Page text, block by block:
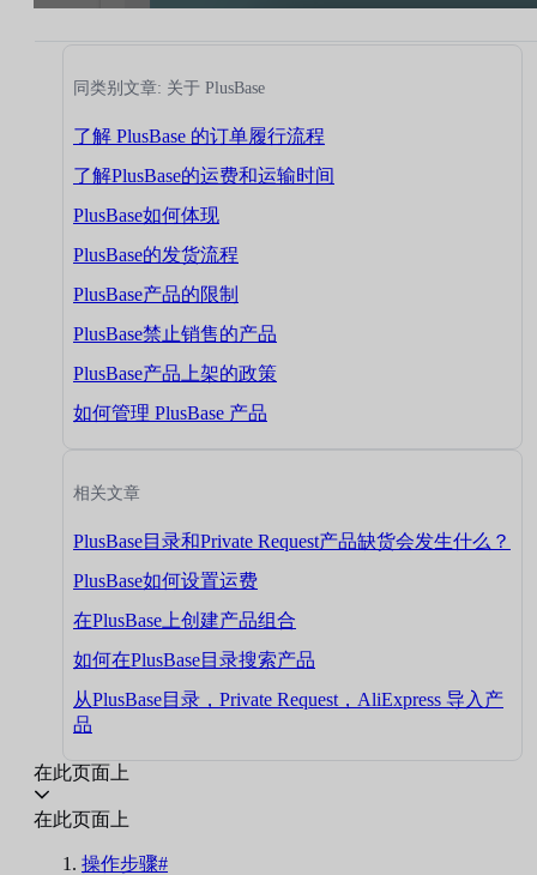
同类别文章: 关于 PlusBase
了解 PlusBase 的订单履行流程
了解PlusBase的运费和运输时间
PlusBase如何体现
PlusBase的发货流程
PlusBase产品的限制
PlusBase禁止销售的产品
PlusBase产品上架的政策
如何管理 PlusBase 产品
相关文章
PlusBase目录和Private Request产品缺货会发生什么？
PlusBase如何设置运费
在PlusBase上创建产品组合
如何在PlusBase目录搜索产品
从PlusBase目录，Private Request，AliExpress 导入产
品
在此页面上
在此页面上
操作步骤#